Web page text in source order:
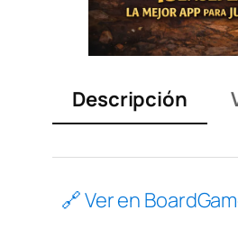
Descripción
🔗 Ver en